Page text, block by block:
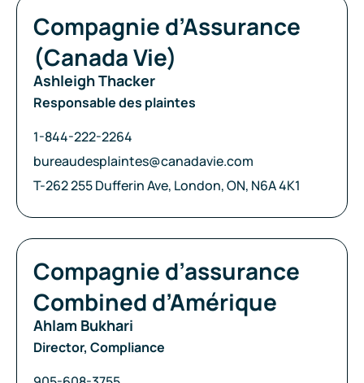
Compagnie:
Compagnie d’Assurance
(Canada Vie)
Ashleigh Thacker
Responsable des plaintes
Téléphone:
1-844-222-2264
Courriel:
bureaudesplaintes@canadavie.com
Adresse:
T-262 255 Dufferin Ave, London, ON, N6A 4K1
Compagnie:
Compagnie d’assurance
Combined d’Amérique
Ahlam Bukhari
Director, Compliance